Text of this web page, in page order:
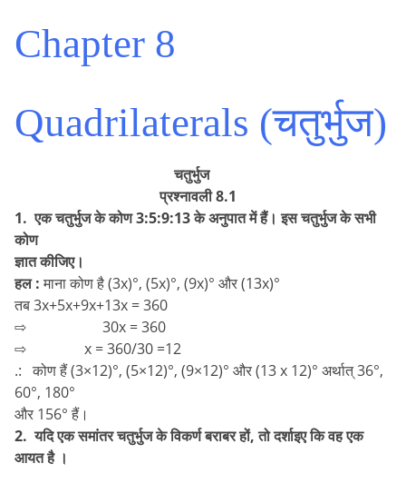
Chapter 8
Quadrilaterals (चतुर्भुज)
चतुर्भुज
प्रश्नावली 8.1
1. एक चतुर्भुज के कोण 3:5:9:13 के अनुपात में हैं। इस चतुर्भुज के सभी
कोण
ज्ञात कीजिए।
हल :माना कोण है (3x)°, (5x)°, (9x)° और (13x)°
तब 3x+5x+9x+13x = 360
⇨ 30x = 360
⇨ x = 360/30 =12
.: कोण हैं (3×12)°, (5×12)°, (9×12)° और (13 x 12)° अर्थात् 36°,
60°, 180°
और 156° हैं।
2. यदि एक समांतर चतुर्भुज के विकर्ण बराबर हों, तो दर्शाइए कि वह एक
आयत है ।